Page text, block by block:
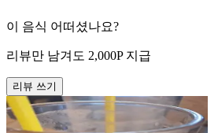
이 음식 어떠셨나요?
리뷰만 남겨도 2,000P 지급
리뷰 쓰기